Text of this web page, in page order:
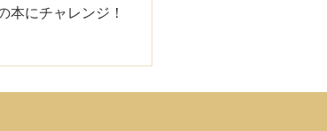
本にチャレンジ！